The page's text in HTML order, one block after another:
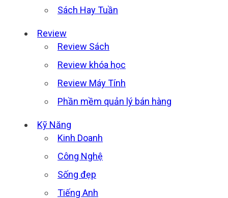
Sách Hay Tuần
Review
Review Sách
Review khóa học
Review Máy Tính
Phần mềm quản lý bán hàng
Kỹ Năng
Kinh Doanh
Công Nghệ
Sống đẹp
Tiếng Anh